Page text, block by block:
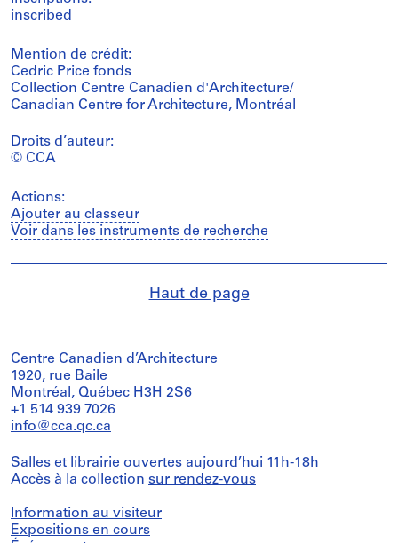
inscribed
Mention de crédit:
Cedric Price fonds
Collection Centre Canadien d'Architecture/
Canadian Centre for Architecture, Montréal
Droits d’auteur:
© CCA
Actions:
Ajouter au classeur
Voir dans les instruments de recherche
Haut de page
Centre Canadien d’Architecture
1920, rue Baile
Montréal, Québec H3H 2S6
+1 514 939 7026
info@cca.qc.ca
Salles et librairie ouvertes aujourd’hui 11h-18h
Accès à la collection sur rendez-vous
Information au visiteur
Expositions en cours